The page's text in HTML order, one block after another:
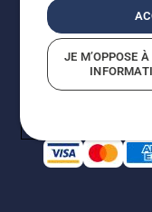
incluse), sauf si
Avis de
JE M’OPPOSE